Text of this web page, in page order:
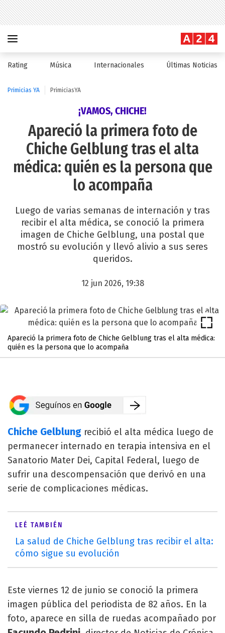
Rating Música Internacionales Últimas Noticias
Primicias YA PrimiciasYA
¡VAMOS, CHICHE!
Apareció la primera foto de
Chiche Gelblung tras el alta
médica: quién es la persona que
lo acompaña
Luego de varias semanas de internación y tras
recibir el alta médica, se conoció la primera
imagen de Chiche Gelblung, una postal que
mostró su evolución y llevó alivio a sus seres
queridos.
12 jun 2026, 19:38
Apareció la primera foto de Chiche Gelblung tras el alta médica:
quién es la persona que lo acompaña
Chiche Gelblung recibió el alta médica luego de
permanecer internado en terapia intensiva en el
Sanatorio Mater Dei, Capital Federal, luego de
sufrir una descompensación que derivó en una
serie de complicaciones médicas.
LEÉ TAMBIÉN
La salud de Chiche Gelblung tras recibir el alta:
cómo sigue su evolución
Este viernes 12 de junio se conoció la primera
imagen pública del periodista de 82 años. En la
foto, aparece en silla de ruedas acompañado por